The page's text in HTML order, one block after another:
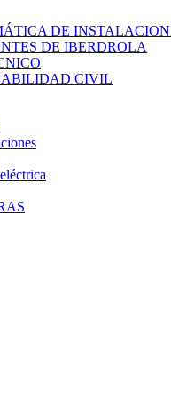
DE
DE IBERDROLA
CIVIL